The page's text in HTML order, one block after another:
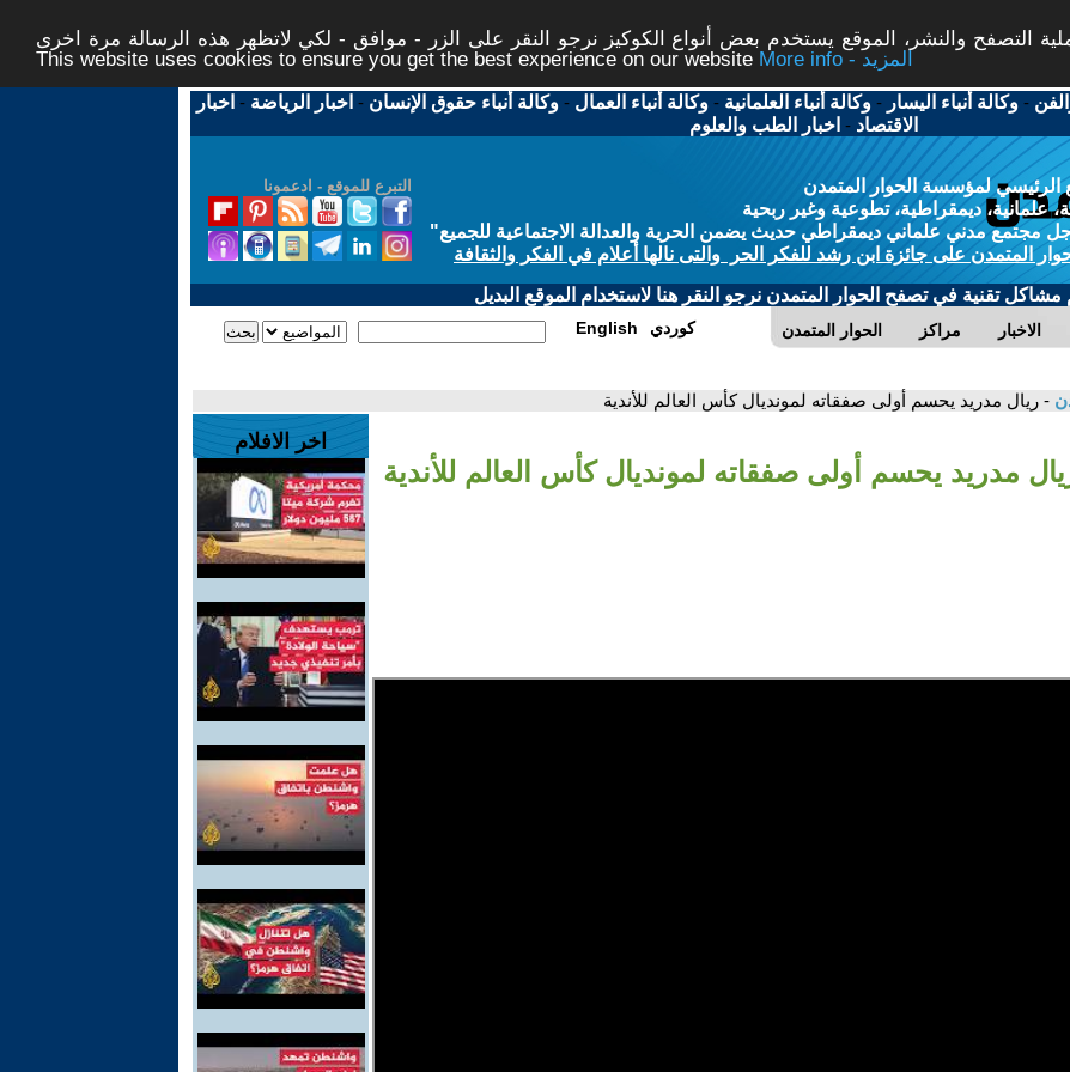
التصفح والنشر، الموقع يستخدم بعض أنواع الكوكيز نرجو النقر على الزر - موافق - لكي لاتظهر هذه الرسالة مرة اخرى -
This website uses cookies to ensure you get the best experience on our website
More info - المزيد
-وكالة أنباء اليسار -وكالة أنباء العلمانية -وكالة أنباء العمال -وكالة أنباء حقوق الإنسان - اخبار الرياضة - اخبار
الاقتصاد - اخبار الطب والعلوم
التبرع للموقع - ادعمونا
الرئيسي لمؤسسة الحوار المتمدن
علمانية، ديمقراطية، تطوعية وغير ربحية
مجتمع مدني علماني ديمقراطي حديث يضمن الحرية والعدالة الاجتماعية للجميع"
المتمدن على جائزة ابن رشد للفكر الحر والتى نالها أعلام في الفكر والثقافة
مشاكل تقنية في تصفح الحوار المتمدن نرجو النقر هنا لاستخدام الموقع البديل
الحوار المتمدن مراكز الاخبار English كوردي
- ريال مدريد يحسم أولى صفقاته لمونديال كأس العالم للأندية
مدريد يحسم أولى صفقاته لمونديال كأس العالم للأندية
اخر الافلام